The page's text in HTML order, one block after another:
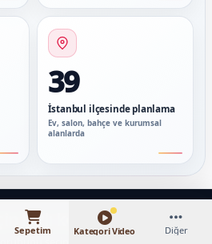
39
İstanbul ilçesinde planlama
Ev, salon, bahçe ve kurumsal
alanlarda
hızlı keşif
Sepetim Kategori Video Diğer